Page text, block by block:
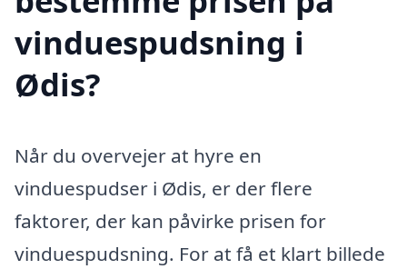
vinduespudsning i
Ødis?
Når du overvejer at hyre en
vinduespudser i Ødis, er der flere
faktorer, der kan påvirke prisen for
vinduespudsning. For at få et klart billede